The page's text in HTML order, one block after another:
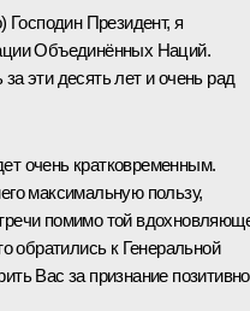
Господин Президент, я
Объединённых Наций.
эти десять лет и очень рад
очень кратковременным.
максимальную пользу,
помимо той
обратились к Генеральной
Вас за признание